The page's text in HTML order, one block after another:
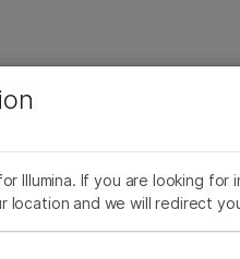
(LIMS)
ッセイデザイン
DNAシーケンスデータ解析バ
Illumina. If you are looking for
location and we will redirect
択すると、関連性の高い
れます:
生殖医学
遺伝性および希